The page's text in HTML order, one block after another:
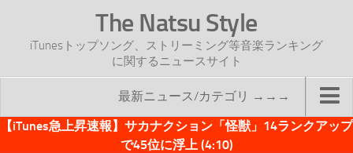
The Natsu Style
iTunesトップソング、ストリーミング等音楽ランキング
に関するニュースサイト
最新ニュース/カテゴリ →→→
TOP
【iTunes急上昇速報】サカナクション「怪獣」14ランクアップ
で45位に浮上 (4:10)